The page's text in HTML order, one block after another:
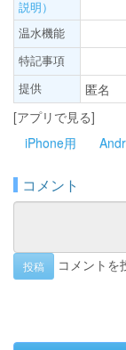
説明）
温水機能
特記事項
提供
匿名
[アプリで見る]
iPhone用
コメント
投稿 コメントを